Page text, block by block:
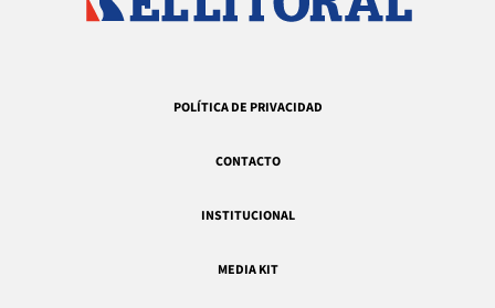
POLÍTICA DE PRIVACIDAD
CONTACTO
INSTITUCIONAL
MEDIA KIT